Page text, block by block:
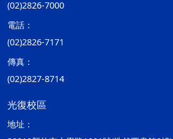
(02)2826-7000
電話：
(02)2826-7171
傳真：
(02)2827-8714
光復校區
地址：